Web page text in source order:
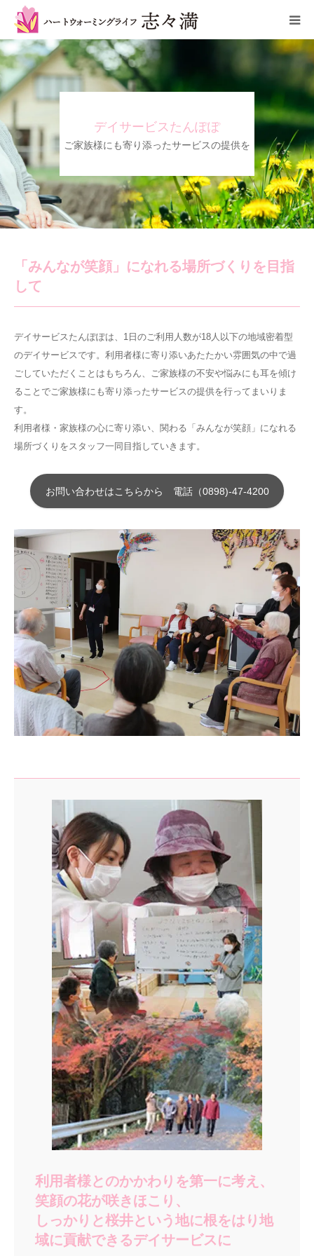
デイサービスたんぽぽ
ご家族様にも寄り添ったサービスの提供を
「みんなが笑顔」になれる場所づくりを目指
して
デイサービスたんぽぽは、1日のご利用人数が18人以下の地域密着型
のデイサービスです。利用者様に寄り添いあたたかい雰囲気の中で過
ごしていただくことはもちろん、ご家族様の不安や悩みにも耳を傾け
ることでご家族様にも寄り添ったサービスの提供を行ってまいりま
す。
利用者様・家族様の心に寄り添い、関わる「みんなが笑顔」になれる
場所づくりをスタッフ一同目指していきます。
お問い合わせはこちらから 電話（0898)-47-4200
利用者様とのかかわりを第一に考え、
笑顔の花が咲きほこり、
しっかりと桜井という地に根をはり地
域に貢献できるデイサービスに
わたしたちについて
介護・福祉サービス
採用情報
所在地/アクセス